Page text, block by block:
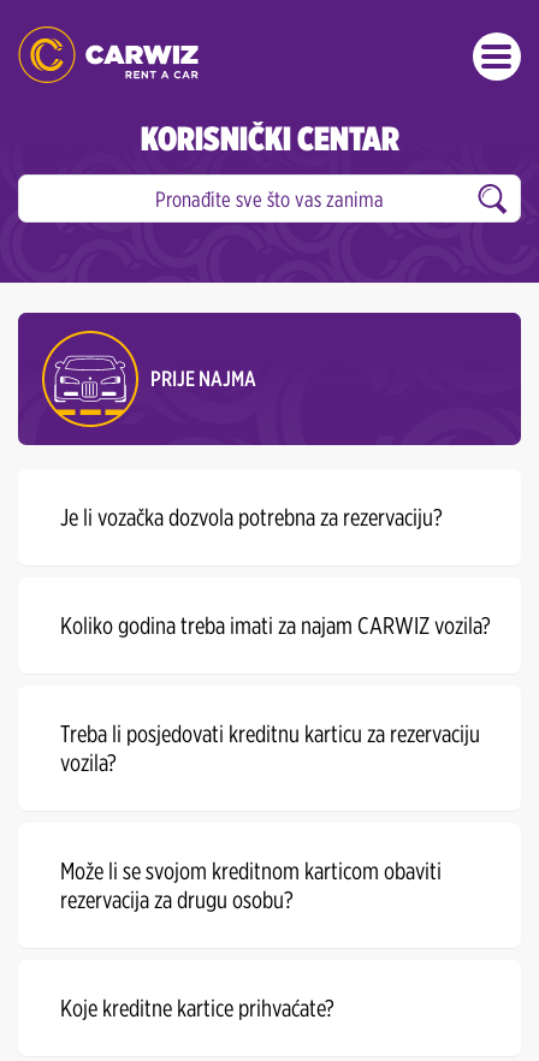
KORISNIČKI CENTAR
PRIJE NAJMA
Je li vozačka dozvola potrebna za rezervaciju?
Koliko godina treba imati za najam CARWIZ vozila?
Treba li posjedovati kreditnu karticu za rezervaciju
vozila?
Može li se svojom kreditnom karticom obaviti
rezervacija za drugu osobu?
Koje kreditne kartice prihvaćate?